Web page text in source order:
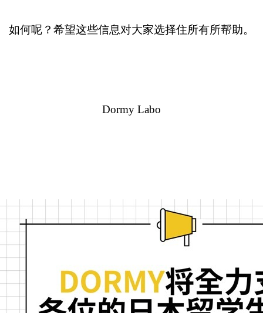
如何呢？希望这些信息对大家选择住所有所帮助。
Dormy Labo